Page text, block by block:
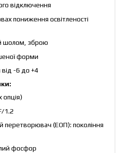
відключення
пониження освітленості
шолом, зброю
форми
від -6 до +4
опція)
1.2
перетворювач (ЕОП): покоління
фосфор